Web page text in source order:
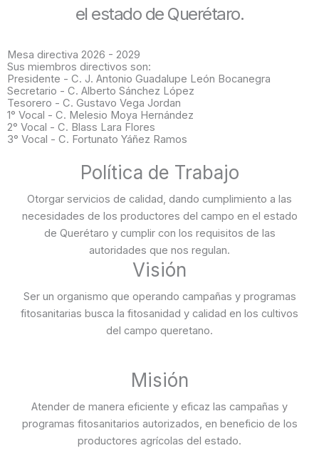
el estado de Querétaro.
Mesa directiva 2026 - 2029
Sus miembros directivos son:
Presidente - C. J. Antonio Guadalupe León Bocanegra
Secretario - C. Alberto Sánchez López
Tesorero - C. Gustavo Vega Jordan
1° Vocal - C. Melesio Moya Hernández
2° Vocal - C. Blass Lara Flores
3° Vocal - C. Fortunato Yáñez Ramos
Política de Trabajo
Otorgar servicios de calidad, dando cumplimiento a las
necesidades de los productores del campo en el estado
de Querétaro y cumplir con los requisitos de las
autoridades que nos regulan.
Visión
Ser un organismo que operando campañas y programas
fitosanitarias busca la fitosanidad y calidad en los cultivos
del campo queretano.
Misión
Atender de manera eficiente y eficaz las campañas y
programas fitosanitarios autorizados, en beneficio de los
productores agrícolas del estado.